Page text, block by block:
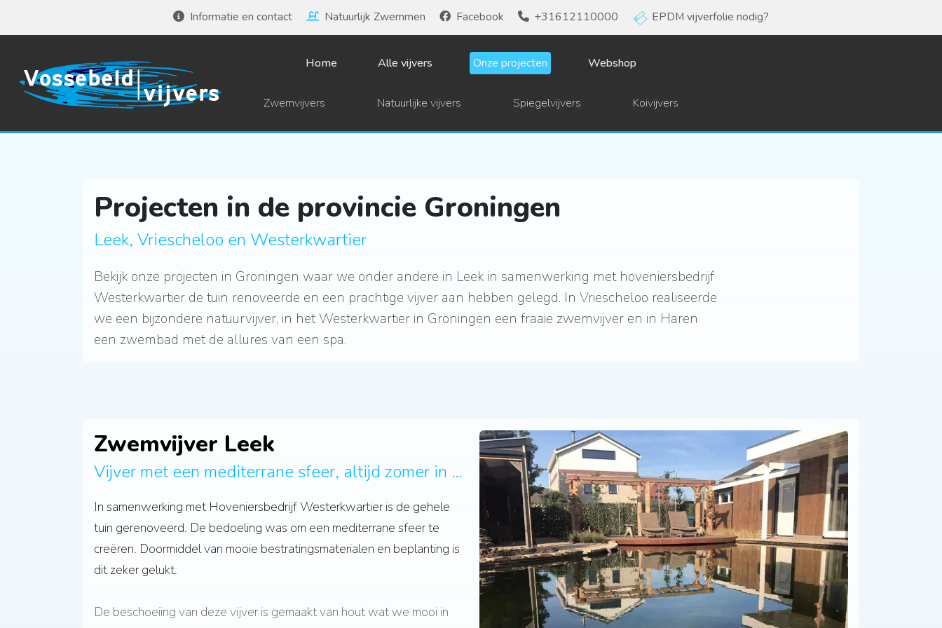
Informatie en contact Natuurlijk Zwemmen Facebook +31612110000 EPDM vijverfolie nodig?
Home Alle vijvers Onze projecten Webshop
Zwemvijvers Natuurlijke vijvers Spiegelvijvers Koivijvers
Projecten in de provincie Groningen
Leek, Vriescheloo en Westerkwartier
Bekijk onze projecten in Groningen waar we onder andere in Leek in samenwerking met hoveniersbedrijf
Westerkwartier de tuin renoveerde en een prachtige vijver aan hebben gelegd. In Vriescheloo realiseerde
we een bijzondere natuurvijver, in het Westerkwartier in Groningen een fraaie zwemvijver en in Haren
een zwembad met de allures van een spa.
Zwemvijver Leek
Vijver met een mediterrane sfeer, altijd zomer in je tuin!
In samenwerking met Hoveniersbedrijf Westerkwartier is de gehele
tuin gerenoveerd. De bedoeling was om een mediterrane sfeer te
creëren. Doormiddel van mooie bestratingsmaterialen en beplanting is
dit zeker gelukt.
De beschoeiing van deze vijver is gemaakt van hout wat we mooi in